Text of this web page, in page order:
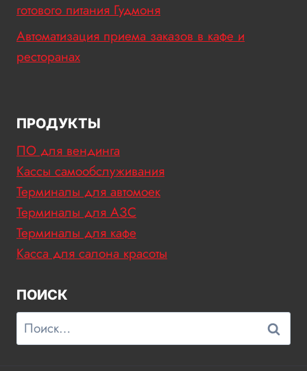
готового питания Гудмоня
Автоматизация приема заказов в кафе и
ресторанах
ПРОДУКТЫ
ПО для вендинга
Кассы самообслуживания
Терминалы для автомоек
Терминалы для АЗС
Терминалы для кафе
Касса для салона красоты
ПОИСК
Найти: